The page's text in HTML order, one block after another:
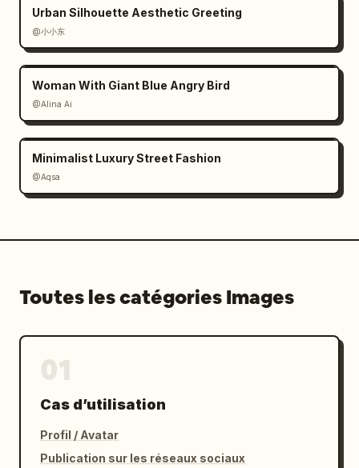
Urban Silhouette Aesthetic Greeting
@小小东
Woman With Giant Blue Angry Bird
@Alina Ai
Minimalist Luxury Street Fashion
@Aqsa
Toutes les catégories Images
Cas d’utilisation
Profil / Avatar
Publication sur les réseaux sociaux